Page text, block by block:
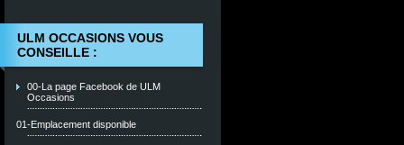
ULM OCCASIONS VOUS
CONSEILLE :
00-La page Facebook de ULM
Occasions
01-Emplacement disponible